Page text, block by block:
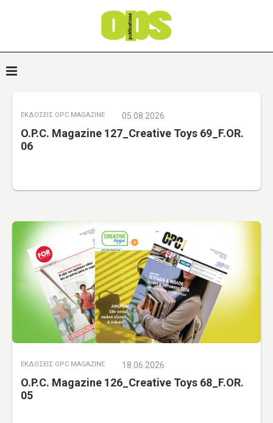
ΕΚΔΟΣΕΙΣ OPC MAGAZINE 05.08.2026
O.P.C. Magazine 127_Creative Toys 69_F.OR.
06
ΕΚΔΟΣΕΙΣ OPC MAGAZINE 18.06.2026
O.P.C. Magazine 126_Creative Toys 68_F.OR.
05